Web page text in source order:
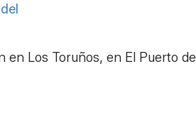
en Los Toruños, en El Puerto de